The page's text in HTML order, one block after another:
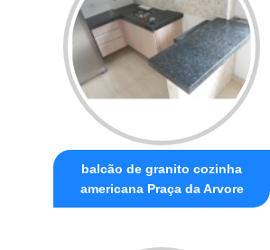
balcão de granito cozinha
americana Praça da Arvore